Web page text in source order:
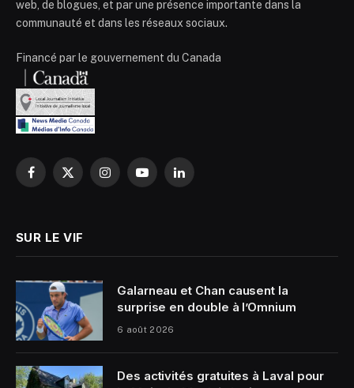
web, de blogues, et par une présence importante dans la
communauté et dans les réseaux sociaux.
Financé par le gouvernement du Canada
Facebook
X
InstagramYouTubeLinkedIn
SUR LE VIF
Galarneau et Chan causent la
surprise en double à l’Omnium
6 août 2026
Des activités gratuites à Laval pour